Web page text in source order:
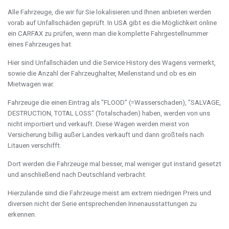
Alle Fahrzeuge, die wir für Sie lokalisieren und Ihnen anbieten werden
vorab auf Unfallschäden geprüft. In USA gibt es die Möglichkeit online
ein CARFAX zu prüfen, wenn man die komplette Fahrgestellnummer
eines Fahrzeuges hat.
Hier sind Unfallschäden und die Service History des Wagens vermerkt,
sowie die Anzahl der Fahrzeughalter, Meilenstand und ob es ein
Mietwagen war.
Fahrzeuge die einen Eintrag als "FLOOD" (=Wasserschaden), "SALVAGE,
DESTRUCTION, TOTAL LOSS" (Totalschaden) haben, werden von uns
nicht importiert und verkauft. Diese Wagen werden meist von
Versicherung billig außer Landes verkauft und dann großteils nach
Litauen verschifft.
Dort werden die Fahrzeuge mal besser, mal weniger gut instand gesetzt
und anschließend nach Deutschland verbracht.
Hierzulande sind die Fahrzeuge meist am extrem niedrigen Preis und
diversen nicht der Serie entsprechenden Innenausstattungen zu
erkennen.